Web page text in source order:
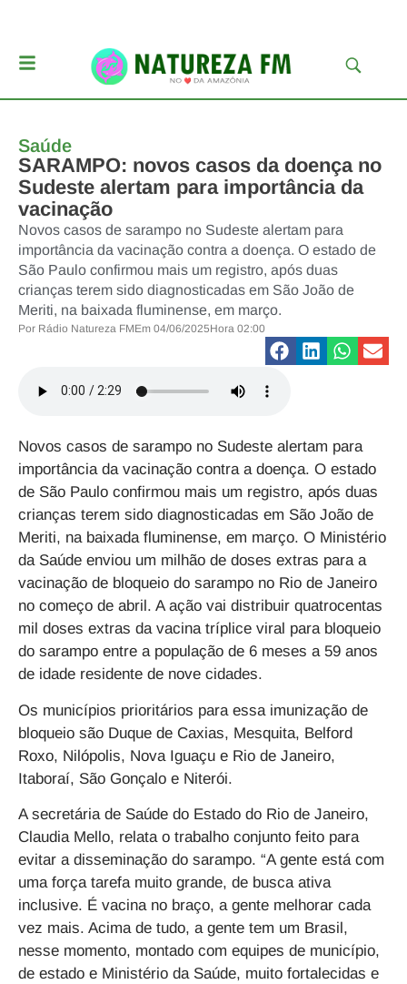
Saúde
SARAMPO: novos casos da doença no
Sudeste alertam para importância da
vacinação
Novos casos de sarampo no Sudeste alertam para
importância da vacinação contra a doença. O estado de
São Paulo confirmou mais um registro, após duas
crianças terem sido diagnosticadas em São João de
Meriti, na baixada fluminense, em março.
Por Rádio Natureza FMEm 04/06/2025Hora 02:00
Novos casos de sarampo no Sudeste alertam para
importância da vacinação contra a doença. O estado
de São Paulo confirmou mais um registro, após duas
crianças terem sido diagnosticadas em São João de
Meriti, na baixada fluminense, em março. O Ministério
da Saúde enviou um milhão de doses extras para a
vacinação de bloqueio do sarampo no Rio de Janeiro
no começo de abril. A ação vai distribuir quatrocentas
mil doses extras da vacina tríplice viral para bloqueio
do sarampo entre a população de 6 meses a 59 anos
de idade residente de nove cidades.
Os municípios prioritários para essa imunização de
bloqueio são Duque de Caxias, Mesquita, Belford
Roxo, Nilópolis, Nova Iguaçu e Rio de Janeiro,
Itaboraí, São Gonçalo e Niterói.
A secretária de Saúde do Estado do Rio de Janeiro,
Claudia Mello, relata o trabalho conjunto feito para
evitar a disseminação do sarampo. “A gente está com
uma força tarefa muito grande, de busca ativa
inclusive. É vacina no braço, a gente melhorar cada
vez mais. Acima de tudo, a gente tem um Brasil,
nesse momento, montado com equipes de município,
de estado e Ministério da Saúde, muito fortalecidas e